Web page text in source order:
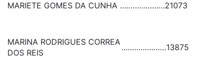
MARIETE GOMES DA CUNHA …………………21073
MARINA RODRIGUES CORREA
DOS REIS
…………………13875